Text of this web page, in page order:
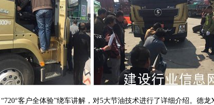
客户全体验”绕车讲解，对5大节油技术进行了详细介绍。德